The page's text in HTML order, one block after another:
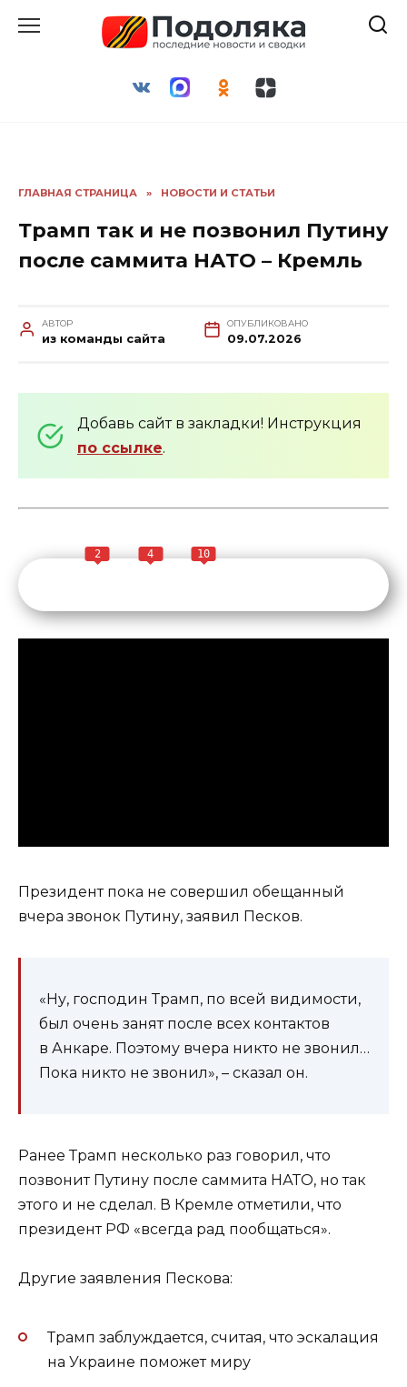
ГЛАВНАЯ СТРАНИЦА » НОВОСТИ И СТАТЬИ
Трамп так и не позвонил Путину
после саммита НАТО – Кремль
АВТОР
из команды сайта
ОПУБЛИКОВАНО
09.07.2026
Добавь сайт в закладки! Инструкция
по ссылке.
2 4 10
Президент пока не совершил обещанный
вчера звонок Путину, заявил Песков.
«Ну, господин Трамп, по всей видимости,
был очень занят после всех контактов
в Анкаре. Поэтому вчера никто не звонил…
Пока никто не звонил», – сказал он.
Ранее Трамп несколько раз говорил, что
позвонит Путину после саммита НАТО, но так
этого и не сделал. В Кремле отметили, что
президент РФ «всегда рад пообщаться».
Другие заявления Пескова:
Трамп заблуждается, считая, что эскалация
на Украине поможет миру